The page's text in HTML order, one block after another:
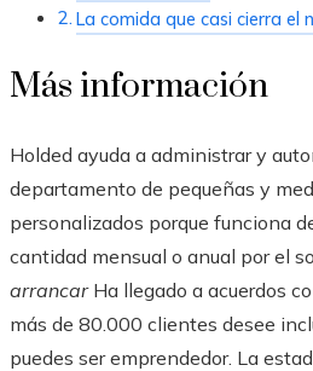
La comida que casi cierra el
Más información
Holded ayuda a administrar y
departamento de pequeñas y
personalizados porque funciona
cantidad mensual o anual por el
arrancarHa llegado a acuerdos
más de 80.000 clientes desee
puedes ser emprendedor. La